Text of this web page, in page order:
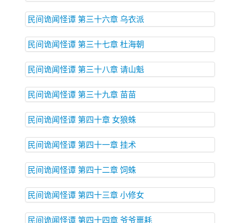
民间诡闻怪谭 第三十六章 乌衣派
民间诡闻怪谭 第三十七章 杜海朝
民间诡闻怪谭 第三十八章 请山魁
民间诡闻怪谭 第三十九章 苗苗
民间诡闻怪谭 第四十章 女狼蛛
民间诡闻怪谭 第四十一章 挂术
民间诡闻怪谭 第四十二章 饲蛛
民间诡闻怪谭 第四十三章 小修女
民间诡闻怪谭 第四十四章 爷爷噩耗